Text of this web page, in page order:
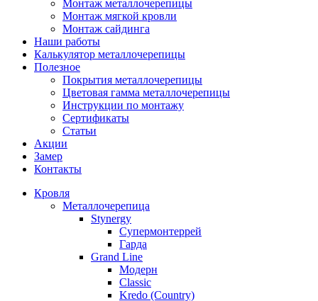
Монтаж металлочерепицы
Монтаж мягкой кровли
Монтаж сайдинга
Наши работы
Калькулятор металлочерепицы
Полезное
Покрытия металлочерепицы
Цветовая гамма металлочерепицы
Инструкции по монтажу
Сертификаты
Статьи
Акции
Замер
Контакты
Кровля
Металлочерепица
Stynergy
Супермонтеррей
Гарда
Grand Line
Модерн
Classic
Kredo (Country)